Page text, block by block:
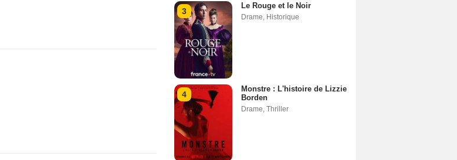
3
Le Rouge et le Noir
Drame Historique
4
Monstre : L'histoire de Lizzie
Borden
Drame Thriller